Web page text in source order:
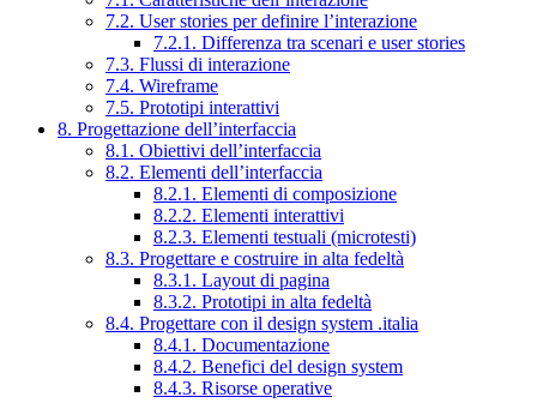
7.2. User stories per definire l’interazione
7.2.1. Differenza tra scenari e user stories
7.3. Flussi di interazione
7.4. Wireframe
7.5. Prototipi interattivi
8. Progettazione dell’interfaccia
8.1. Obiettivi dell’interfaccia
8.2. Elementi dell’interfaccia
8.2.1. Elementi di composizione
8.2.2. Elementi interattivi
8.2.3. Elementi testuali (microtesti)
8.3. Progettare e costruire in alta fedeltà
8.3.1. Layout di pagina
8.3.2. Prototipi in alta fedeltà
8.4. Progettare con il design system .italia
8.4.1. Documentazione
8.4.2. Benefici del design system
8.4.3. Risorse operative